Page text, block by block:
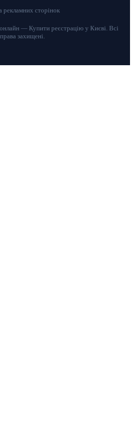
рекламних сторінок
— Купити реєстрацію у Києві. Всі
права захищені.